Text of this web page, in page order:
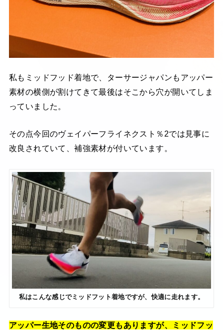
私もミッドフッド着地で、ターサージャパンもアッパー
素材の横側が割けてきて最後はそこから穴が開いてしま
っていました。
その点今回のヴェイパーフライネクスト％2では見事に
改良されていて、補強素材が付いています。
私はこんな感じでミッドフット着地ですが、快適に走れます。
アッパー生地そのものの変更もありますが、ミッドフッ